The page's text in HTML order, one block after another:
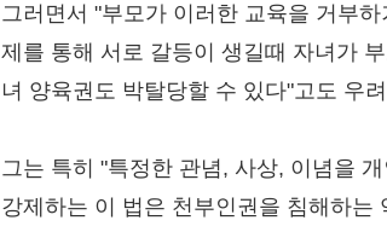
그러면서 "부모가 이러한 교육을 거부
제를 통해 서로 갈등이 생길때 자녀가
녀 양육권도 박탈당할 수 있다"고도 우
그는 특히 "특정한 관념, 사상, 이념을
강제하는 이 법은 천부인권을 침해하는